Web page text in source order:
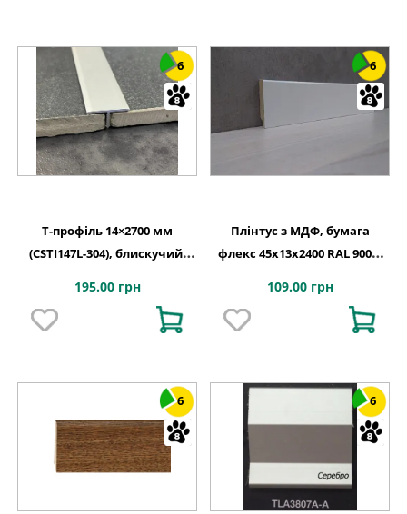
6
T-профіль 14×2700 мм
(CSTI147L-304), блискучий,
195.00 грн
6
Плінтус з МДФ, бумага
флекс 45x13x2400 RAL 9003,
109.00 грн
6 6